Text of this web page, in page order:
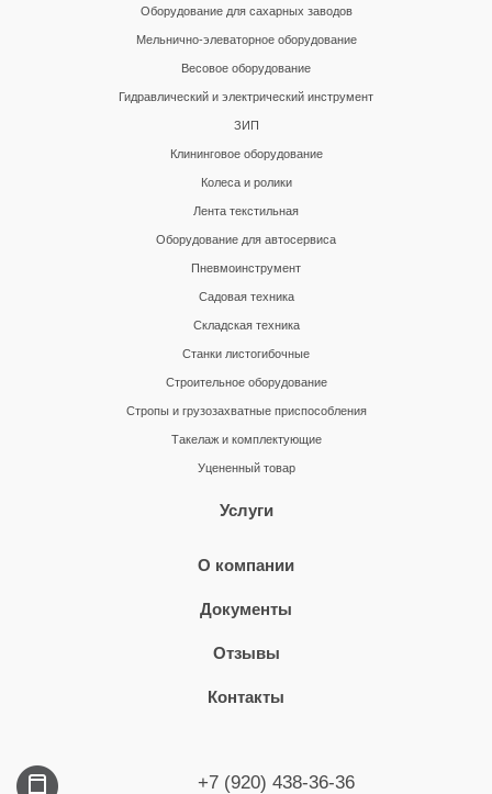
Оборудование для сахарных заводов
Мельнично-элеваторное оборудование
Весовое оборудование
Гидравлический и электрический инструмент
ЗИП
Клининговое оборудование
Колеса и ролики
Лента текстильная
Оборудование для автосервиса
Пневмоинструмент
Садовая техника
Складская техника
Станки листогибочные
Строительное оборудование
Стропы и грузозахватные приспособления
Такелаж и комплектующие
Уцененный товар
Услуги
О компании
Документы
Отзывы
Контакты
+7 (920) 438-36-36